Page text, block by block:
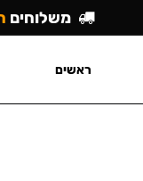
משלוחים
ראשים